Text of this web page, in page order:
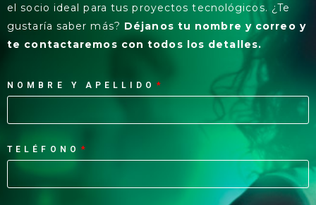
el socio ideal para tus proyectos tecnológicos. ¿Te
gustaría saber más? Déjanos tu nombre y correo y
te contactaremos con todos los detalles.
NOMBRE Y APELLIDO
TELÉFONO